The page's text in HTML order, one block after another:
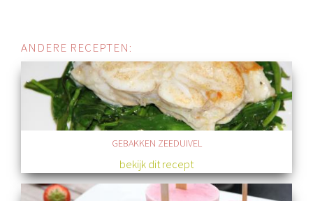
ANDERE RECEPTEN:
GEBAKKEN ZEEDUIVEL
bekijk dit recept